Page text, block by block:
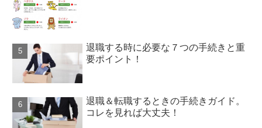
退職する時に必要な７つの手続きと重
要ポイント！
退職＆転職するときの手続きガイド。
コレを見れば大丈夫！